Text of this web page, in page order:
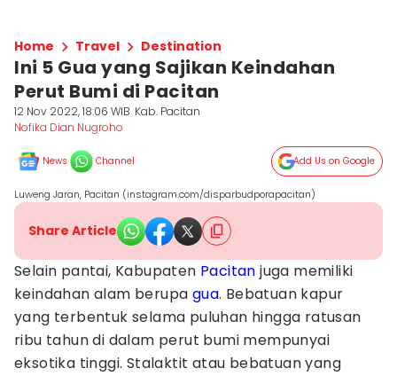
Home Travel Destination
Ini 5 Gua yang Sajikan Keindahan
Perut Bumi di Pacitan
12 Nov 2022, 18:06 WIB Kab. Pacitan
Nofika Dian Nugroho
News Channel Add Us on Google
Luweng Jaran, Pacitan (instagram.com/disparbudporapacitan)
Share Article
Selain pantai, Kabupaten Pacitan juga memiliki
keindahan alam berupa gua. Bebatuan kapur
yang terbentuk selama puluhan hingga ratusan
ribu tahun di dalam perut bumi mempunyai
eksotika tinggi. Stalaktit atau bebatuan yang